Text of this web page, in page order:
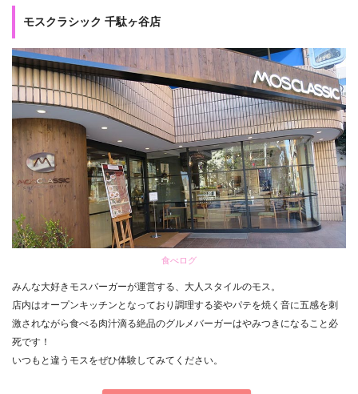
モスクラシック 千駄ヶ谷店
食べログ
みんな大好きモスバーガーが運営する、大人スタイルのモス。
店内はオープンキッチンとなっており調理する姿やパテを焼く音に五感を刺
激されながら食べる肉汁滴る絶品のグルメバーガーはやみつきになること必
死です！
いつもと違うモスをぜひ体験してみてください。